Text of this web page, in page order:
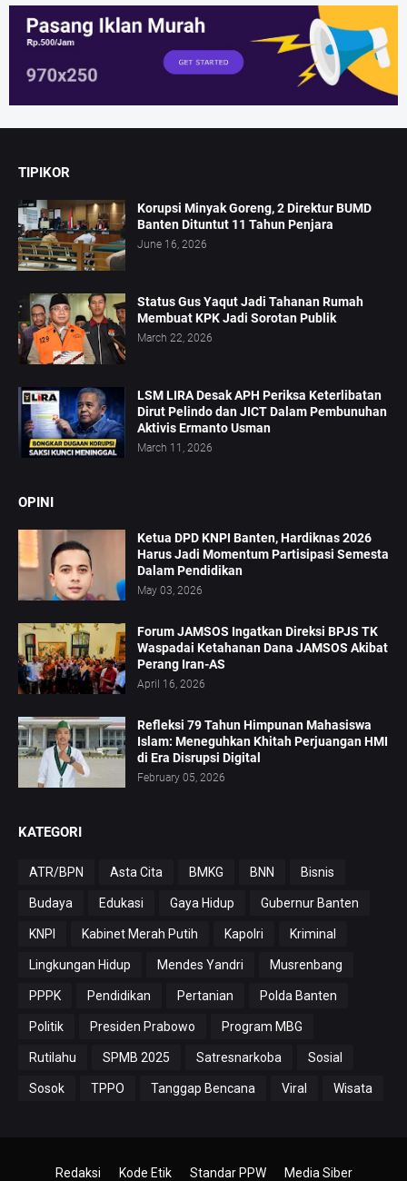
TIPIKOR
Korupsi Minyak Goreng, 2 Direktur BUMD
Banten Dituntut 11 Tahun Penjara
June 16, 2026
Status Gus Yaqut Jadi Tahanan Rumah
Membuat KPK Jadi Sorotan Publik
March 22, 2026
LSM LIRA Desak APH Periksa Keterlibatan
Dirut Pelindo dan JICT Dalam Pembunuhan
Aktivis Ermanto Usman
March 11, 2026
OPINI
Ketua DPD KNPI Banten, Hardiknas 2026
Harus Jadi Momentum Partisipasi Semesta
Dalam Pendidikan
May 03, 2026
Forum JAMSOS Ingatkan Direksi BPJS TK
Waspadai Ketahanan Dana JAMSOS Akibat
Perang Iran-AS
April 16, 2026
Refleksi 79 Tahun Himpunan Mahasiswa
Islam: Meneguhkan Khitah Perjuangan HMI
di Era Disrupsi Digital
February 05, 2026
KATEGORI
ATR/BPN Asta Cita BMKG BNN Bisnis
Budaya Edukasi Gaya Hidup Gubernur Banten
KNPI Kabinet Merah Putih Kapolri Kriminal
Lingkungan Hidup Mendes Yandri Musrenbang
PPPK Pendidikan Pertanian Polda Banten
Politik Presiden Prabowo Program MBG
Rutilahu SPMB 2025 Satresnarkoba Sosial
Sosok TPPO Tanggap Bencana Viral Wisata
Redaksi Kode Etik Standar PPW Media Siber